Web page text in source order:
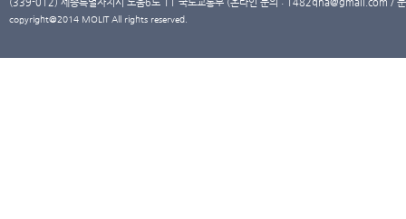
copyright@2014 MOLIT All rights reserved.